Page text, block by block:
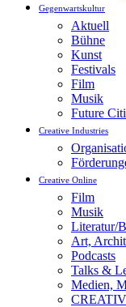
Gegenwartskultur
Aktuell
Bühne
Kunst
Festivals
Film
Musik
Future
Creative Industries
Creative Online
Film
Musik
Literatur/
Art,
Podcasts
Talks &
Medien,